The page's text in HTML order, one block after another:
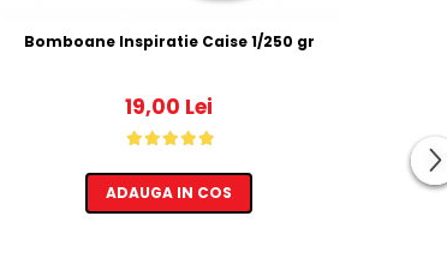
Bomboane Inspiratie Caise 1/250 gr
19,00 Lei
ADAUGA IN COS